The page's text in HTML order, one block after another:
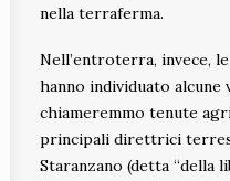
nella terraferma.
Nell’entroterra, invece,
hanno individuato
chiameremmo tenute
principali direttrici
Staranzano (detta “della